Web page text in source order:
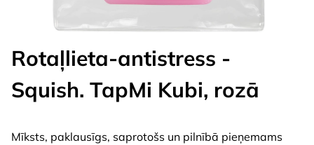
Rotaļlieta-antistress -
Squish. TapMi Kubi, rozā
Mīksts, paklausīgs, saprotošs un pilnībā pieņemams